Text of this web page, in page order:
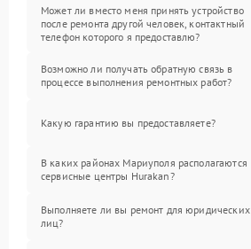
Может ли вместо меня принять устройство
после ремонта другой человек, контактный
телефон которого я предоставлю?
Возможно ли получать обратную связь в
процессе выполнения ремонтных работ?
Какую гарантию вы предоставляете?
В каких районах Мариуполя располагаются
сервисные центры Hurakan?
Выполняете ли вы ремонт для юридических
лиц?